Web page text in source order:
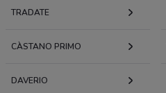
TRADATE
CÀSTANO PRIMO
DAVERIO